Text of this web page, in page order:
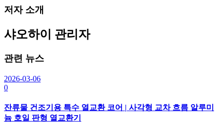
비
게
이
션
저자 소개
샤오하이 관리자
관련 뉴스
2026-03-06
0
잔류물 건조기용 특수 열교환 코어 | 사각형 교차 흐름 알루미
늄 호일 판형 열교환기